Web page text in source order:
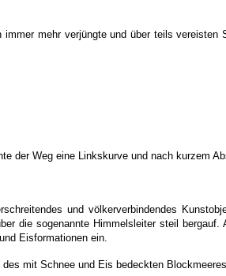
mehr verjüngte und über teils vereisten
der Weg eine Linkskurve und nach kurzem
und völkerverbindendes
die sogenannte Himmelsleiter steil
Eisformationen ein.
mit Schnee und Eis bedeckten